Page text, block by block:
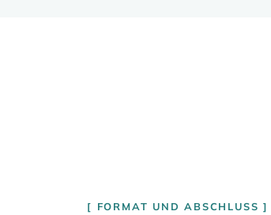
FORMAT UND ABSCHLUSS